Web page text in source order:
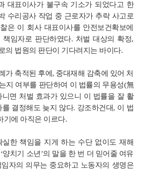
대표이사가 불구속 기소가 되었다고 한
수리공사 작업 중 근로자가 추락 사고로
은 이 회사 대표이사를 안전보건확보에
임자로 판단하였다. 처벌 대상의 확정,
의 법원의 판단이 기다려지는 바이다.
가 축적된 후에, 중대재해 감축에 있어 처
지 여부를 판단하여 이 법률의 무용성(無
니면 처벌 효과가 있으니 이 법률을 잘 활
결정해도 늦지 않다. 강조하건대, 이 법
기에 아직은 이르다.
실한 책임을 지게 하는 수단 없이도 재해
양치기 소년’의 말을 한 번 더 믿어줄 여유
자의 의무는 중요하고 노동자의 생명은